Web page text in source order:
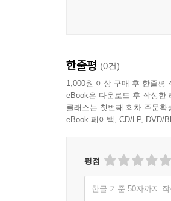
한줄평 (0건)
1,000원 이상 구매 후 한줄평
eBook은 다운로드 후 작성한
클래스는 첫번째 회차 주문
eBook 페이백, CD/LP, DVD/
평점
한글 기준 50자까지